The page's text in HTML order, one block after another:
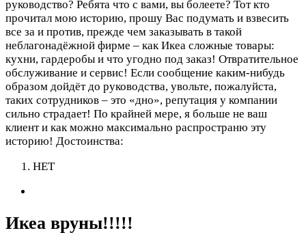
руководство? Ребята что с вами, вы болеете? Тот кто
прочитал мою историю, прошу Вас подумать и взвесить
все за и против, прежде чем заказывать в такой
неблагонадёжной фирме – как Икеа сложные товары:
кухни, гардеробы и что угодно под заказ! Отвратительное
обслуживание и сервис! Если сообщение каким-нибудь
образом дойдёт до руководства, увольте, пожалуйста,
таких сотрудников – это «дно», репутация у компании
сильно страдает! По крайней мере, я больше не ваш
клиент и как можно максимально распространю эту
историю! Достоинства:
НЕТ
Икеа вруны!!!!!